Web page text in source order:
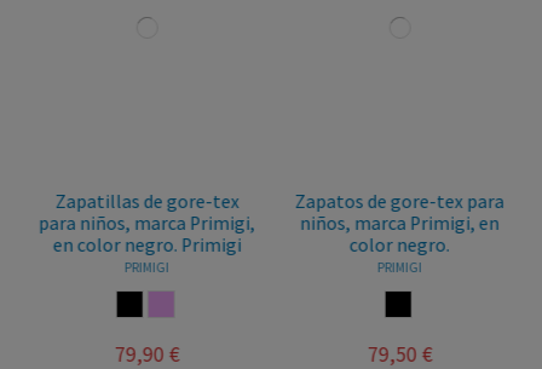
Zapatillas de gore-tex
para niños, marca Primigi,
en color negro. Primigi
PRIMIGI
79,90 €
Zapatos de gore-tex para
niños, marca Primigi, en
color negro.
PRIMIGI
79,50 €